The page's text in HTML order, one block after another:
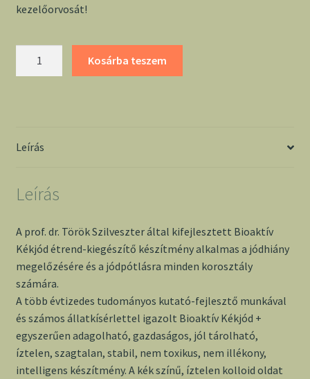
kezelőorvosát!
Szilveszter
Kosárba teszem
Leírás
Leírás
A prof. dr. Török Szilveszter által kifejlesztett Bioaktív
Kékjód étrend-kiegészítő készítmény alkalmas a jódhiány
megelőzésére és a jódpótlásra minden korosztály
számára.
A több évtizedes tudományos kutató-fejlesztő munkával
és számos állatkísérlettel igazolt Bioaktív Kékjód +
egyszerűen adagolható, gazdaságos, jól tárolható,
íztelen, szagtalan, stabil, nem toxikus, nem illékony,
intelligens készítmény. A kék színű, íztelen kolloid oldat